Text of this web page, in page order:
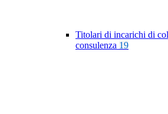
Titolari di incarichi di
consulenza 19